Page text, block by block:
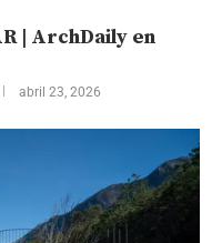
| ArchDaily en
abril 23, 2026